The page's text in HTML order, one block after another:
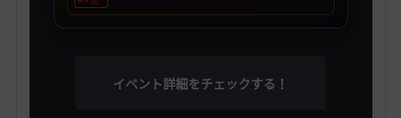
イベント詳細をチェックする！